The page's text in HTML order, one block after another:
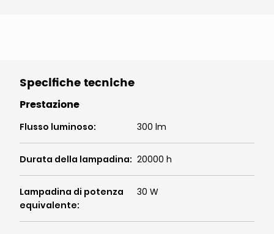
Specifiche tecniche
Prestazione
Flusso luminoso: 300 lm
Durata della lampadina: 20000 h
Lampadina di potenza
equivalente:
30 W